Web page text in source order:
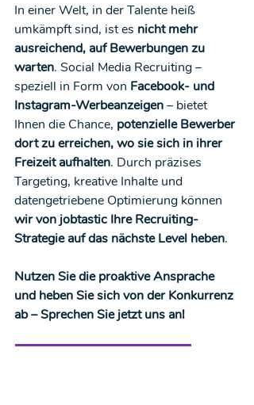
In einer Welt, in der Talente heiß
umkämpft sind, ist es nicht mehr
ausreichend, auf Bewerbungen zu
warten. Social Media Recruiting –
speziell in Form von Facebook- und
Instagram-Werbeanzeigen – bietet
Ihnen die Chance, potenzielle Bewerber
dort zu erreichen, wo sie sich in ihrer
Freizeit aufhalten. Durch präzises
Targeting, kreative Inhalte und
datengetriebene Optimierung können
wir von jobtastic Ihre Recruiting-
Strategie auf das nächste Level heben.
Nutzen Sie die proaktive Ansprache
und heben Sie sich von der Konkurrenz
ab – Sprechen Sie jetzt uns an!